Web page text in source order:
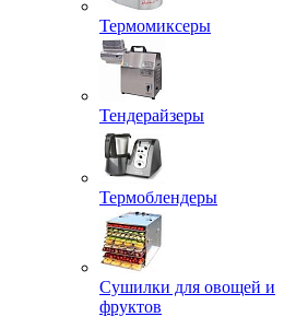
Термомиксеры
Тендерайзеры
Термоблендеры
Сушилки для овощей и
фруктов